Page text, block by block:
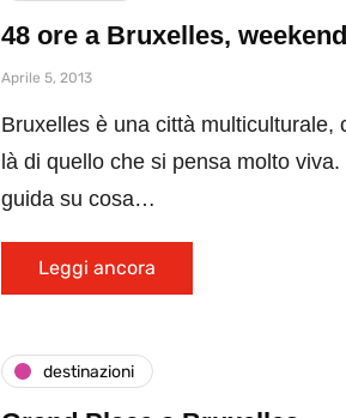
48 ore a Bruxelles,
Aprile 5, 2013
Bruxelles è una città multiculturale,
là di quello che si pensa molto viva.
guida su cosa…
Leggi ancora
destinazioni